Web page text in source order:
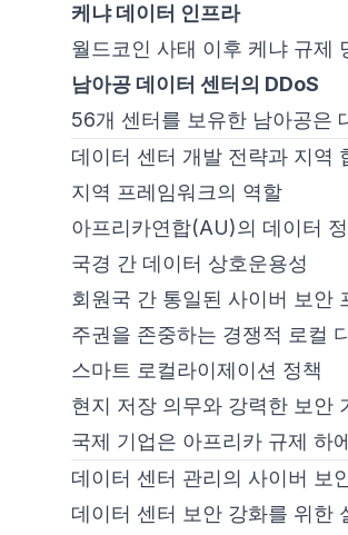
케냐 데이터 인프라
월드코인 사태 이후 케냐 규제
남아공 데이터 센터의 DDoS
56개 센터를 보유한 남아공은
데이터 센터 개발 전략과 지역
지역 프레임워크의 역할
아프리카연합(AU)의 데이터
국경 간 데이터 상호운용성
회원국 간 통일된 사이버 보안
주권을 존중하는 경쟁적 로컬
스마트 로컬라이제이션 정책
현지 저장 의무와 강력한 보안
국제 기업은 아프리카 규제 하
데이터 센터 관리의 사이버 보
데이터 센터 보안 강화를 위한